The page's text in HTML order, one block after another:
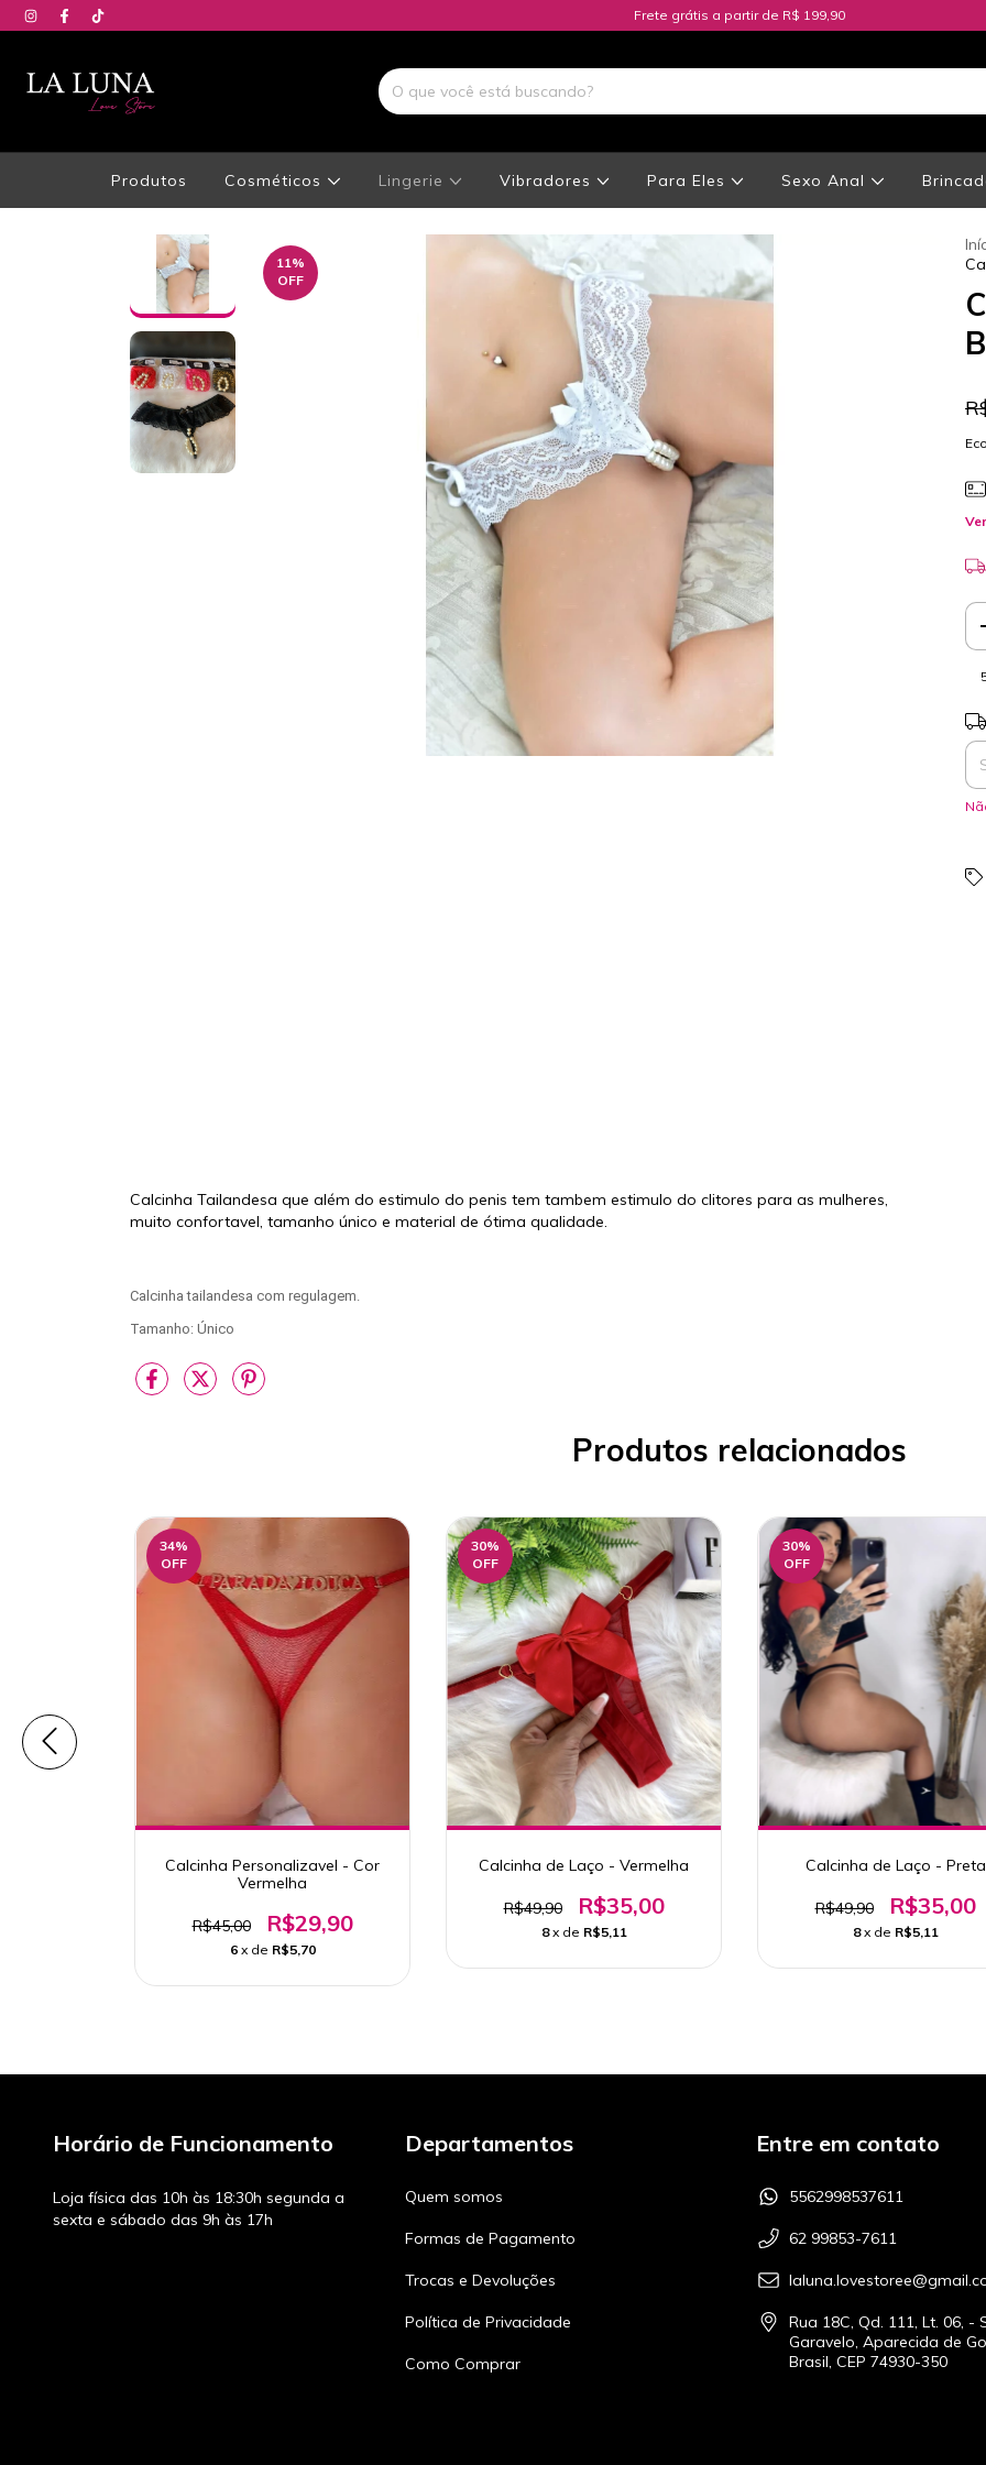
Frete grátis a partir de R$ 199,90
Produtos Cosméticos Lingerie Vibradores Para Eles Sexo Anal
11%
OFF
Calcinha Tailandesa que além do estimulo do penis tem tambem estimulo do clitores para as mulheres,
muito confortavel, tamanho único e material de ótima qualidade.
Calcinha tailandesa com regulagem.
Tamanho: Único
Produtos relacionados
34%
OFF
Calcinha Personalizavel - Cor
Vermelha
R$45,00 R$29,90
6 x de R$5,70
30%
OFF
Calcinha de Laço - Vermelha
R$49,90 R$35,00
8 x de R$5,11
30%
OFF
Calcinha de Laço - Preta
R$49,90 R$35,00
8 x de R$5,11
Horário de Funcionamento
Loja física das 10h às 18:30h segunda a
sexta e sábado das 9h às 17h
Departamentos
Quem somos
Formas de Pagamento
Trocas e Devoluções
Política de Privacidade
Como Comprar
Entre em contato
5562998537611
62 99853-7611
Rua 18C, Qd. 111, Lt. 06, -
Garavelo, Aparecida de
Brasil, CEP 74930-350